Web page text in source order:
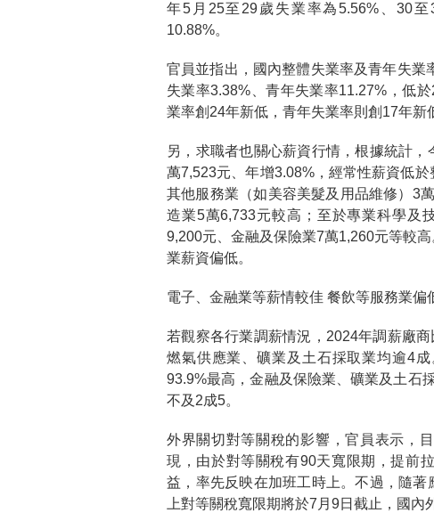
年5月25至29歲失業率為5.56%、30
10.88%。
官員並指出，國內整體失業率及青年失
失業率3.38%、青年失業率11.27%，低
業率創24年新低，青年失業率則創17年新
另，求職者也關心薪資行情，根據統計
萬7,523元、年增3.08%，經常性薪資低
其他服務業（如美容美髮及用品維修）3
造業5萬6,733元較高；至於專業科學及
9,200元、金融及保險業7萬1,260元等較
業薪資偏低。
電子、金融業等薪情較佳 餐飲等服務業偏
若觀察各行業調薪情況，2024年調薪廠
燃氣供應業、礦業及土石採取業均逾4
93.9%最高，金融及保險業、礦業及土石
不及2成5。
外界關切對等關稅的影響，官員表示，
現，由於對等關稅有90天寬限期，提前
益，率先反映在加班工時上。不過，隨
上對等關稅寬限期將於7月9日截止，國內